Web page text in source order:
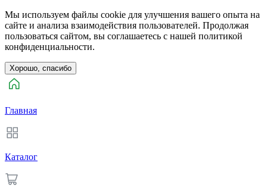
Мы используем файлы cookie для улучшения вашего опыта на
сайте и анализа взаимодействия пользователей. Продолжая
пользоваться сайтом, вы соглашаетесь с нашей политикой
конфиденциальности.
Хорошо, спасибо
Главная
Каталог